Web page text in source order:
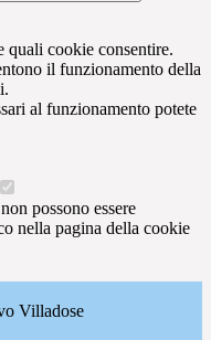
quali cookie consentire.
il funzionamento della
al funzionamento potete
possono essere
nella pagina della cookie
Villadose